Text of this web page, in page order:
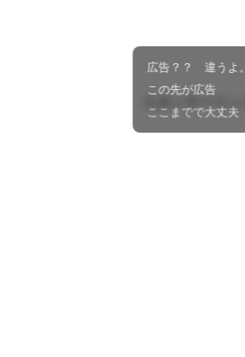
広告？？ 違うよ。
この先が広告
ここまでで大丈夫